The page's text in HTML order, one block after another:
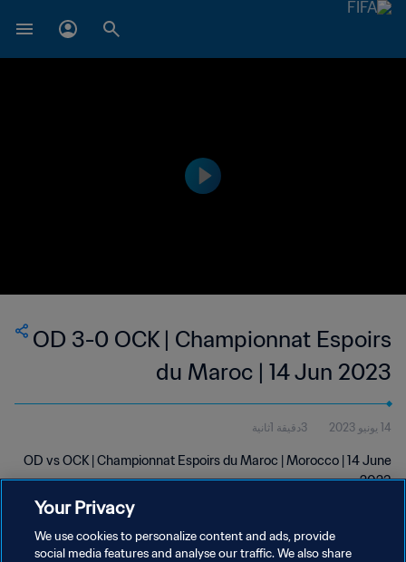
OD 3-0 OCK | Championnat Espoirs
du Maroc | 14 Jun 2023
14 يونيو 2023 3دقيقة 1ثانية
OD vs OCK | Championnat Espoirs du Maroc | Morocco | 14 June
2023
Your Privacy
We use cookies to personalize content and ads, provide
social media features and analyse our traffic. We also share